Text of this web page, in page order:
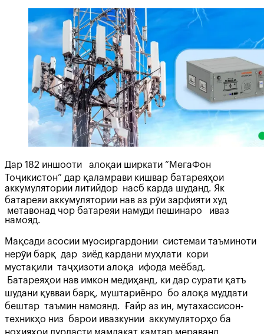
Дар 182 иншооти алоқаи ширкати “МегаФон
Тоҷикистон” дар қаламрави кишвар батареяҳои
аккумулятории литийдор насб карда шуданд. Як
батареяи аккумулятории нав аз рӯи зарфияти худ
метавонад чор батареяи намуди пешинаро иваз
намояд.
Мақсади асосии муосиргардонии системаи таъминоти
нерӯи барқ дар зиёд кардани муҳлати кори
мустақили таҷҳизоти алоқа ифода меёбад.
Батареяҳои нав имкон медиҳанд, ки дар сурати қатъ
шудани қувваи барқ, муштариёнро бо алоқа муддати
бештар таъмин намоянд. Ғайр аз ин, мутахассисон-
техникҳо низ барои ивазкунии аккумуляторҳо ба